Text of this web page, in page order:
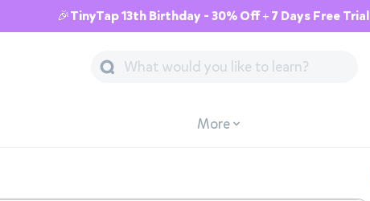
🎉TinyTap 13th Birthday - 30% Off + 7 Days Free Trial
More